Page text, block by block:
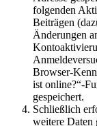
folgenden
Beiträgen
Änderungen
Browser-
ist online?“-
gespeichert.
Schließlich
weitere Daten